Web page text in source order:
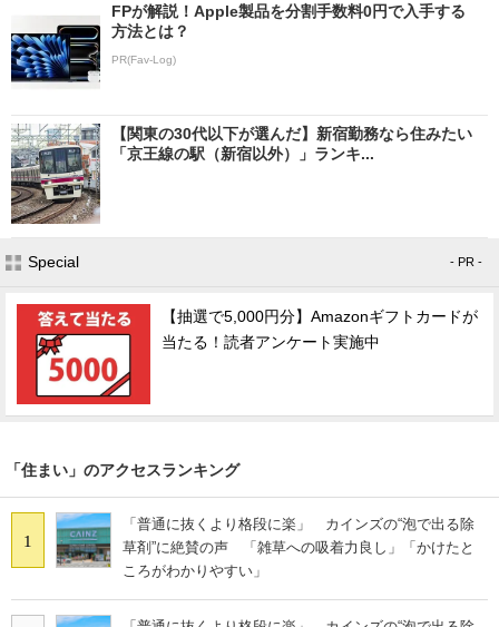
FPが解説！Apple製品を分割手数料0円で入手する
方法とは？
PR(Fav-Log)
【関東の30代以下が選んだ】新宿勤務なら住みたい
「京王線の駅（新宿以外）」ランキ...
Special - PR -
【抽選で5,000円分】Amazonギフトカードが
当たる！読者アンケート実施中
「住まい」のアクセスランキング
1
「普通に抜くより格段に楽」 カインズの“泡で出る除
草剤”に絶賛の声 「雑草への吸着力良し」「かけたと
ころがわかりやすい」